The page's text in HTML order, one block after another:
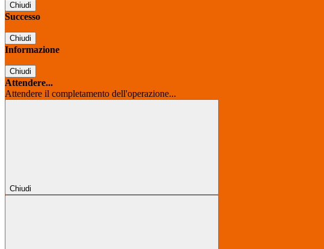
Chiudi
Successo
Chiudi
Informazione
Chiudi
Attendere...
Attendere il completamento dell'operazione...
Chiudi